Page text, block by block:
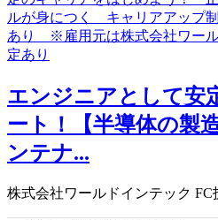
エンジニアとして安
ート！【半導体の製
ンテナ...
株式会社ワールドインテック FC